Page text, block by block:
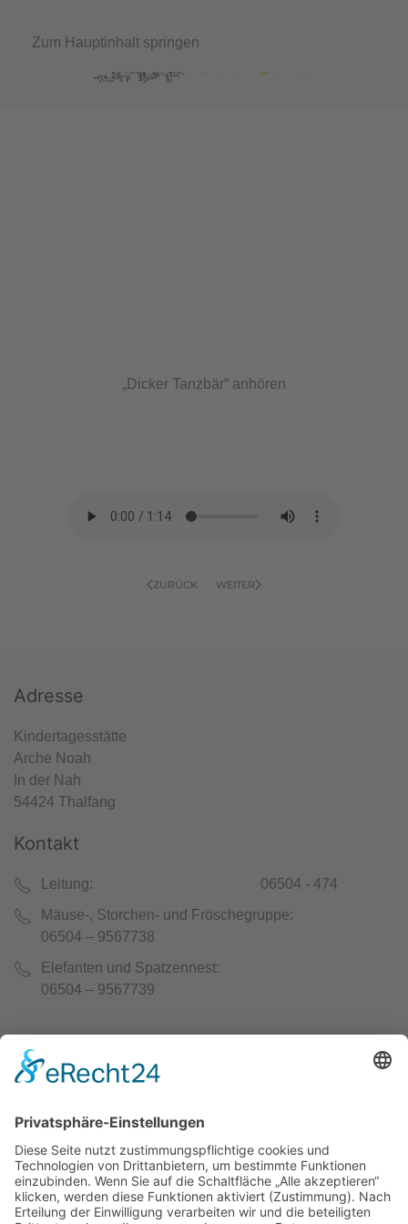
Zum Hauptinhalt springen
„Dicker Tanzbär“ anhören
ZURÜCK WEITER
Adresse
Kindertagesstätte
Arche Noah
In der Nah
54424 Thalfang
Kontakt
Leitung: 06504 - 474
Mäuse-, Storchen- und Fröschegruppe:
06504 – 9567738
Elefanten und Spatzennest:
06504 – 9567739
leitung@arche-noah-thalfang.de
Unsere Zeiten
Öffnungszeiten: